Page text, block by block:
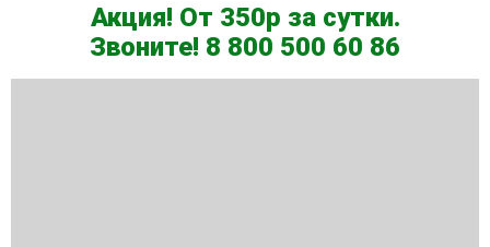
Акция! От 350р за сутки.
Звоните! 8 800 500 60 86